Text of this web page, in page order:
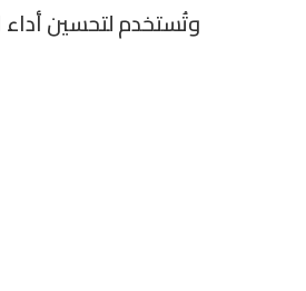
وتُستخدم لتحسين أداء